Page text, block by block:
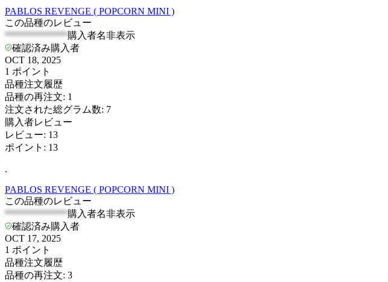
PABLOS REVENGE ( POPCORN MINI )
この品種のレビュー
*************購入者名非表示
確認済み購入者
OCT 18, 2025
1 ポイント
品種注文履歴
品種の再注文: 1
注文された総グラム数: 7
購入者レビュー
レビュー: 13
ポイント : 13
.
PABLOS REVENGE ( POPCORN MINI )
この品種のレビュー
*************購入者名非表示
確認済み購入者
OCT 17, 2025
1 ポイント
品種注文履歴
品種の再注文: 3